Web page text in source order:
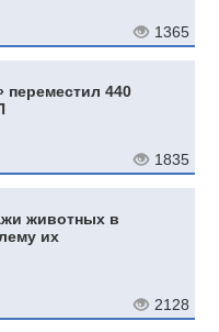
1365
переместил 440
1835
животных в
их
2128